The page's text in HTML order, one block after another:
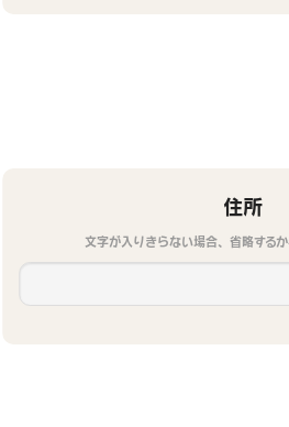
住所
文字が入りきらない場合、省略する